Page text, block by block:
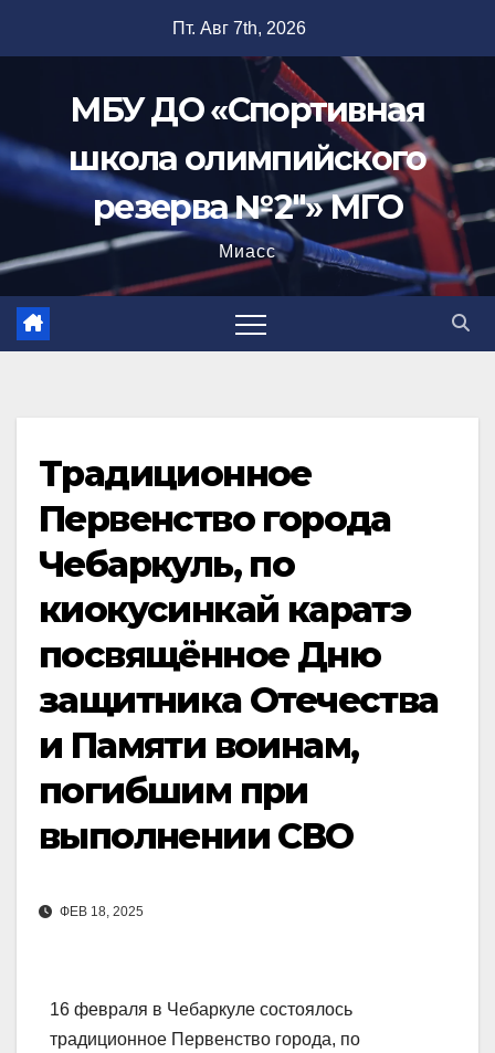
Пт. Авг 7th, 2026
МБУ ДО «Спортивная
школа олимпийского
резерва №2"» МГО
Миасс
Традиционное
Первенство города
Чебаркуль, по
киокусинкай каратэ
посвящённое Дню
защитника Отечества
и Памяти воинам,
погибшим при
выполнении СВО
ФЕВ 18, 2025
16 февраля в Чебаркуле состоялось
традиционное Первенство города, по